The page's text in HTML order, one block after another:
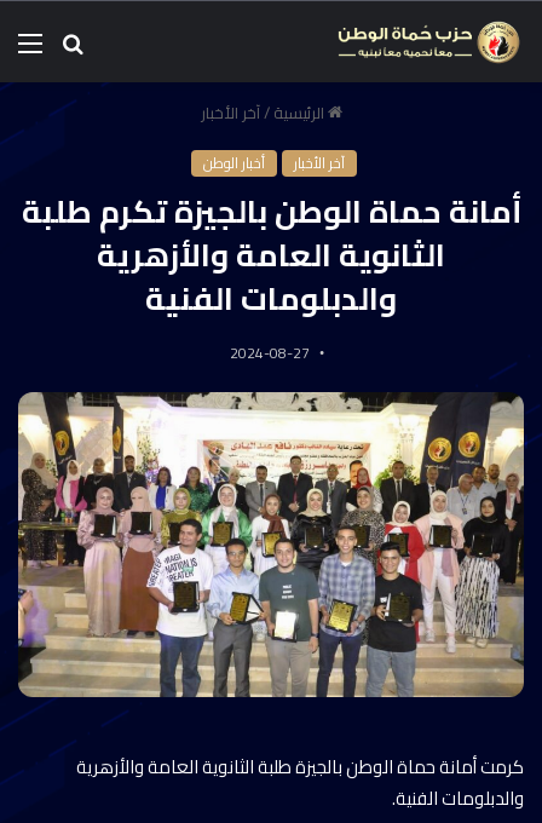
الرئيسية/آخر الأخبار
آخر الأخبار أخبار الوطن
أمانة حماة الوطن بالجيزة تكرم طلبة
الثانوية العامة والأزهرية
والدبلومات الفنية
2024-08-27
كرمت أمانة حماة الوطن بالجيزة طلبة الثانوية العامة والأزهرية
والدبلومات الفنية.